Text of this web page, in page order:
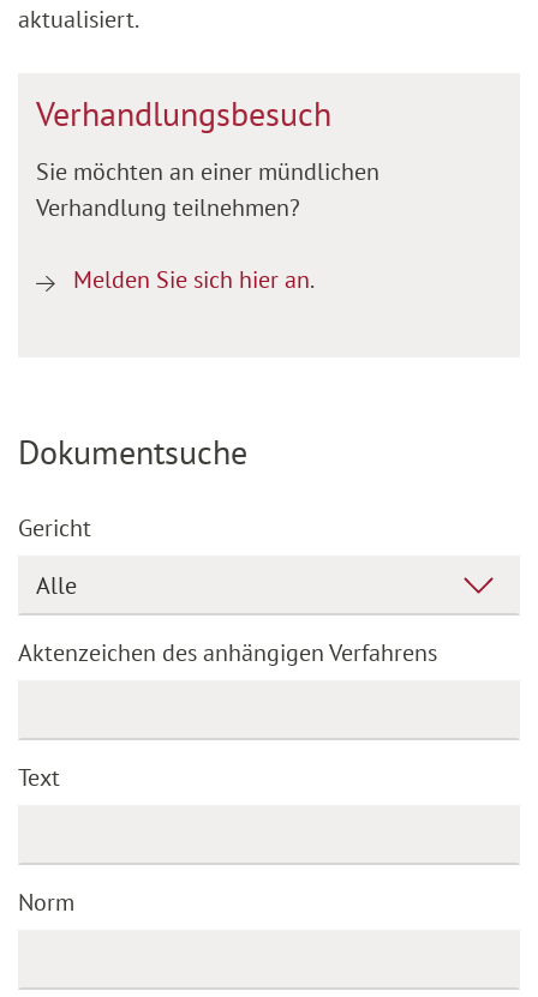
aktualisiert.
Verhandlungsbesuch
Sie möchten an einer mündlichen
Verhandlung teilnehmen?
Melden Sie sich hier an.
Dokumentsuche
Gericht
Aktenzeichen des anhängigen Verfahrens
Text
Norm